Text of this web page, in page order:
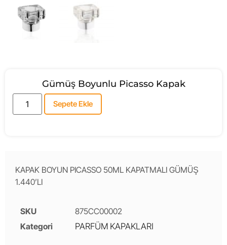
Gümüş Boyunlu Picasso Kapak
Sepete Ekle
KAPAK BOYUN PICASSO 50ML KAPATMALI GÜMÜŞ
1.440’LI
SKU
875CC00002
Kategori
PARFÜM KAPAKLARI